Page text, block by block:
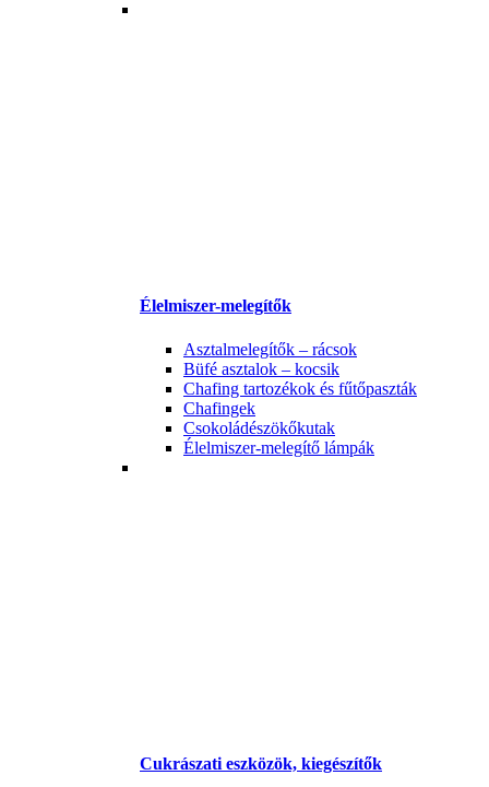
Élelmiszer-melegítők
Asztalmelegítők – rácsok
Büfé asztalok – kocsik
Chafing tartozékok és fűtőpaszták
Chafingek
Csokoládészökőkutak
Élelmiszer-melegítő lámpák
Cukrászati eszközök, kiegészítők